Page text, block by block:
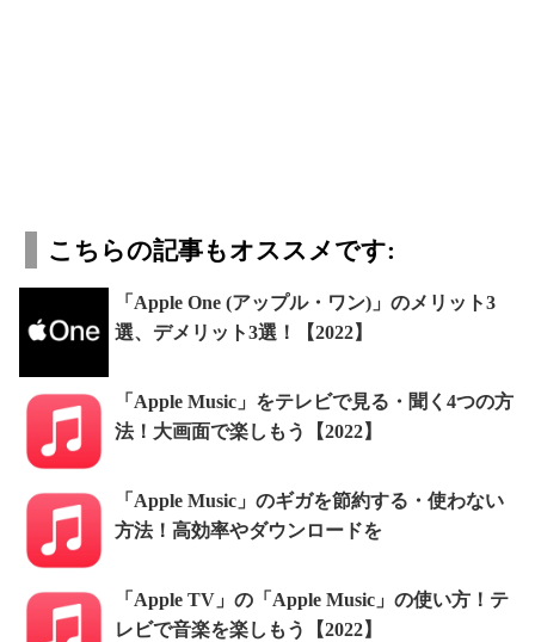
こちらの記事もオススメです:
「Apple One (アップル・ワン)」のメリット3
選、デメリット3選！【2022】
「Apple Music」をテレビで見る・聞く4つの方
法！大画面で楽しもう【2022】
「Apple Music」のギガを節約する・使わない
方法！高効率やダウンロードを
「Apple TV」の「Apple Music」の使い方！テ
レビで音楽を楽しもう【2022】